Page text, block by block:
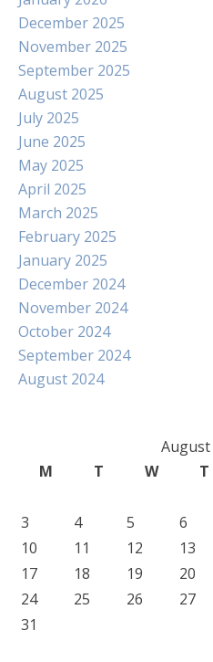
December 2025
November 2025
September 2025
August 2025
July 2025
June 2025
May 2025
April 2025
March 2025
February 2025
January 2025
December 2024
November 2024
October 2024
September 2024
August 2024
August
M
T W T
3
4 5 6
10
11 12 13
17
18 19 20
24
25 26 27
31